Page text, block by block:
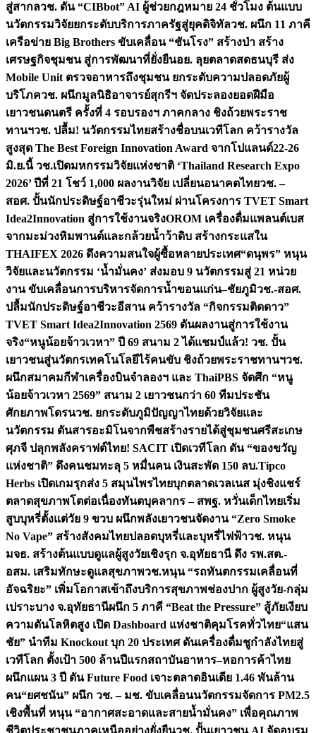
สู่สากลวช. ดัน “CIBbot” AI ผู้ช่วยกฎหมาย 24 ชั่วโมง ต้นแบบ
นวัตกรรมวิจัยยกระดับบริการภาครัฐสู่ยุคดิจิทัลวช. ผนึก 11 ภาคี
เครือข่าย Big Brothers ขับเคลื่อน “ชันโรง” สร้างป่า สร้าง
เศรษฐกิจชุมชน สู่การพัฒนาที่ยั่งยืนอย. ลุยตลาดสดธนบุรี ส่ง
Mobile Unit ตรวจอาหารถึงชุมชน ยกระดับความปลอดภัยผู้
บริโภควช. ผนึกมูลนิธิอาจารย์สุกรีฯ จัดประลองยอดฝีมือ
เยาวชนดนตรี ครั้งที่ 4 รอบรองฯ ภาคกลาง ชิงถ้วยพระราช
ทานฯวช. ปลื้ม! นวัตกรรมไทยสร้างชื่อบนเวทีโลก คว้ารางวัล
สูงสุด The Best Foreign Innovation Award จากโปแลนด์22-26
มิ.ย.นี้ วช.เปิดมหกรรมวิจัยแห่งชาติ ‘Thailand Research Expo
2026’ ปีที่ 21 โชว์ 1,000 ผลงานวิจัย เปลี่ยนอนาคตไทยวช. –
สอศ. ปั้นนักประดิษฐ์อาชีวะรุ่นใหม่ ผ่านโครงการ TVET Smart
Idea2Innovation สู่การใช้งานจริงOROM เครื่องดื่มแพลนต์เบส
จากมะม่วงหิมพานต์และกล้วยน้ำว้าดิบ สร้างกระแสใน
THAIFEX 2026 ดึงความสนใจผู้ซื้อหลายประเทศ“ดนุพร” หนุน
วิจัยและนวัตกรรม ‘น้ำมั่นคง’ ส่งมอบ 9 นวัตกรรมสู่ 21 หน่วย
งาน ขับเคลื่อนการบริหารจัดการน้ำขอนแก่น–ชัยภูมิวช.-สอศ.
ปลื้มนักประดิษฐ์อาชีวะอีสาน คว้ารางวัล “กิจกรรมติดดาว”
TVET Smart Idea2Innovation 2569 ดันผลงานสู่การใช้งาน
จริง“หนูน้อยจ้าวเวหา” ปี 69 สนาม 2 ได้แชมป์แล้ว! วช. ปั้น
เยาวชนสู่นวัตกรเทคโนโลยีไร้คนขับ ชิงถ้วยพระราชทานฯวช.
ผนึกสมาคมกีฬาเครื่องบินจำลองฯ และ ThaiPBS จัดศึก “หนู
น้อยจ้าวเวหา 2569” สนาม 2 เยาวชนกว่า 60 ทีมประชัน
ศักยภาพโดรนวช. ยกระดับภูมิปัญญาไทยด้วยวิจัยและ
นวัตกรรม ดันสารอะมิโนจากพืชสร้างรายได้สู่ชุมชนศรีสะเกษ
ศุภจี ปลุกพลังคราฟต์ไทย! SACIT เปิดเวทีโลก ดัน “ของขวัญ
แห่งชาติ” ดึงคนชมทะลุ 5 หมื่นคน เงินสะพัด 150 ลบ.Tipco
Herbs เปิดเกมรุกส่ง 5 สมุนไพรไทยบุกตลาดเวลเนส มุ่งชิงแชร์
ตลาดสุขภาพโตต่อเนื่องทันตบุคลากร – สพฐ. หวั่นเด็กไทยเริ่ม
สูบบุหรี่ตั้งแต่วัย 9 ขวบ ผนึกพลังเยาวชนจัดงาน “Zero Smoke
No Vape” สร้างสังคมไทยปลอดบุหรี่และบุหรี่ไฟฟ้าวช. หนุน
มจธ. สร้างต้นแบบดูแลผู้สูงวัยเชิงรุก จ.อุทัยธานี ดึง รพ.สต.-
อสม. เสริมทักษะดูแลสุขภาพวช.หนุน “รถทันตกรรมเคลื่อนที่
อัจฉริยะ” เพิ่มโอกาสเข้าถึงบริการสุขภาพช่องปาก ผู้สูงวัย-กลุ่ม
เปราะบาง จ.อุทัยธานีผนึก 5 ภาคี “Beat the Pressure” สู้ภัยเงียบ
ความดันโลหิตสูง เปิด Dashboard แห่งชาติคุมโรคทั่วไทย“แสน
ชัย” นำทีม Knockout บุก 20 ประเทศ ดันเครื่องดื่มชูกำลังไทยสู่
เวทีโลก ตั้งเป้า 500 ล้านปีแรกสถาบันอาหาร–หอการค้าไทย
ผนึกแผน 3 ปี ดัน Future Food เจาะตลาดอินเดีย 1.46 พันล้าน
คน“ยศชนัน” ผนึก วช. – มช. ขับเคลื่อนนวัตกรรมจัดการ PM2.5
เชิงพื้นที่ หนุน “อากาศสะอาดและสายน้ำมั่นคง” เพื่อคุณภาพ